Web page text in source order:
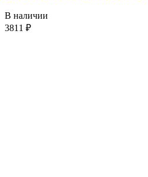
В наличии
3811 ₽